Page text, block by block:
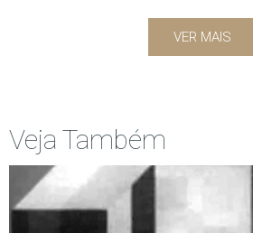
VER MAIS
Veja Também